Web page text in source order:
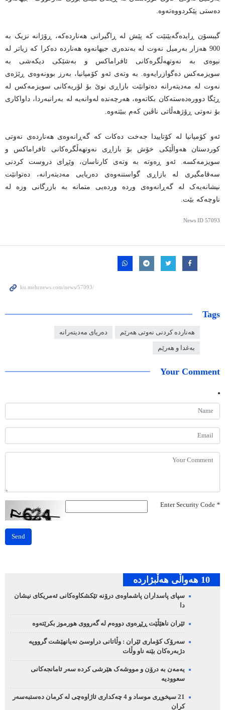
دەستی پێکردووەتەوە.
گیبسۆن ڕایدەگەیێنێت کە پێش لە ڕاگیرانی هەناردەکە، ڕۆژانە نزیک بە
900 هەزار بەرمیل نەوت لە بەندەری جیهانەوە هەناردە دەکرا کە زیاتر لە
نیوەی بە نەوتهەڵگرەکانی ئافراماکس و بەشێکی دیکەشی بە
سویزمەکس دەگوازرایەوە. بە وتەی ئەو کۆمپانیا، بەرز بوونەوەی ڕێژەی
نەوت لە مەدیتەرانە دەتوانێت بازاڕی نوێ بۆ لۆریەکانی سویزمەکس لە
ڕێگا دوورەدەستەکان بکاتەوە، هەرچەندە لەوانەیە لە بەرانبەردا، داواکاری
بۆ نەوتی ڕۆژهەڵاتی ناڤین کەم ببێتەوە.
ئەو کۆمپانیا لە کۆتاییدا جەخت دەکات کە گەڕانەوەی هەناردەی نەوتی
کوردستان هەواڵێكی خۆش بۆ بازاڕی نەوتهەڵگرەکانی ئافراماکس و
سویزمەکسە. ئەو ڕەوتە بە وتەی کارناسان، وێڕای دروست کردنی
سەقامگیری لە بازاڕی گواستنەوەی دەریایی مەدیتەرانە، دەتوانێت
نیشانەیەک لە گەڕانەوەی وردە وردەیی متمانە بە بازرگانی وزە لە
ناوچەکە بێت.
News ID 57093
Tags
هەناردە کردنی نەوتی هەرێم دەریای مەدیتەرانە
بەغدا و هەرێم
Your Comment
*
Send
10 هه‌واڵی هه‌ڵبژارده‌
سپای پاسداران پاشماوەی درۆنە تێکشکاوەکانی ئەمریکای نیشان
دا
ئێران ناهێڵێت ڕێڕەوی دووەم لە گەرووی هورموز بکرێتەوە
سەرۆک کۆماری ئێران : وڵاتانی دراوسێ نەیانهێشت گرووپە
دژبەرەکان بێنە ناو وڵات
یەمەن بە درۆن و مووشەک هێرشی کردە سەر ئامانجەکانی
سعوودیە
21 سیخوڕی موساد و 4 چەکداری ئاژاوەچی لە کرمان دەستبەسەر
کران